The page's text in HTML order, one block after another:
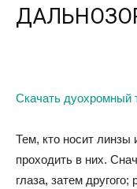
Скачать дуохромный
Тем, кто носит линзы
проходить в них.
глаза, затем